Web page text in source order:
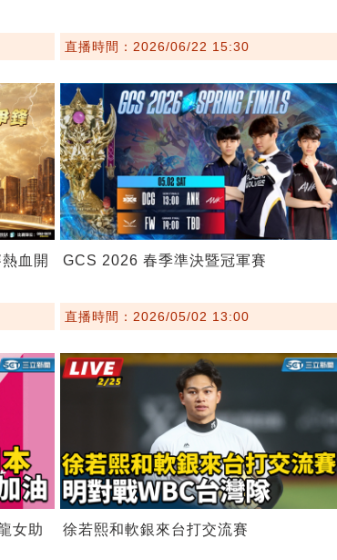
直播時間：2026/06/22 15:30
血開
GCS 2026 春季準決暨冠軍賽
直播時間：2026/05/02 13:00
女助
徐若熙和軟銀來台打交流賽